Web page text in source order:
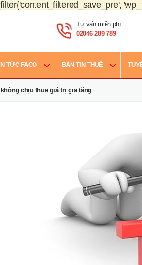
Tư vấn miễn phí
02046 289 789
TỨC FACO BẢN TIN THUẾ
chịu thuế giá trị gia tăng